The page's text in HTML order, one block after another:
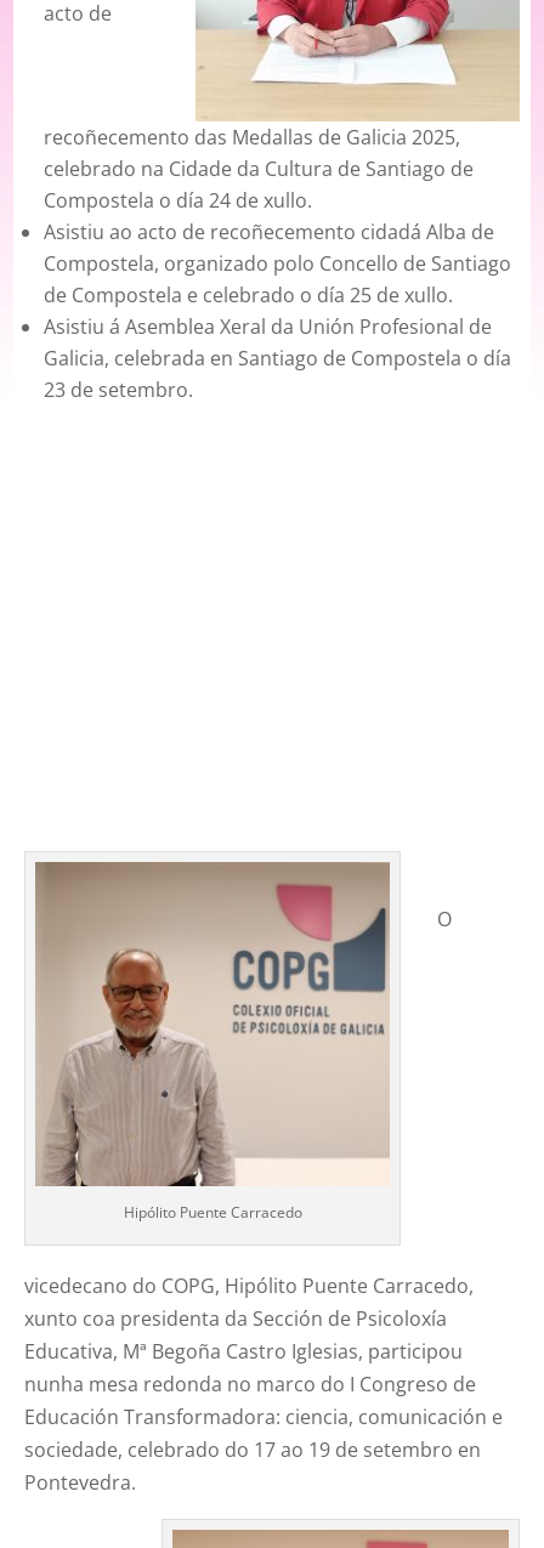
acto de
recoñecemento das Medallas de Galicia 2025,
celebrado na Cidade da Cultura de Santiago de
Compostela o día 24 de xullo.
Asistiu ao acto de recoñecemento cidadá Alba de
Compostela, organizado polo Concello de Santiago
de Compostela e celebrado o día 25 de xullo.
Asistiu á Asemblea Xeral da Unión Profesional de
Galicia, celebrada en Santiago de Compostela o día
23 de setembro.
Hipólito Puente Carracedo
O
vicedecano do COPG, Hipólito Puente Carracedo,
xunto coa presidenta da Sección de Psicoloxía
Educativa, Mª Begoña Castro Iglesias, participou
nunha mesa redonda no marco do I Congreso de
Educación Transformadora: ciencia, comunicación e
sociedade, celebrado do 17 ao 19 de setembro en
Pontevedra.